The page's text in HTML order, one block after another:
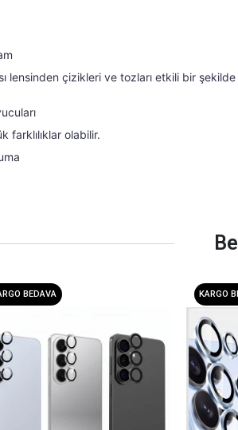
Cam Renk: Siyah/Altın/
lensinden çizikleri ve tozları etkili bir
farklılıklar olabilir.
BEDAVA KARGO